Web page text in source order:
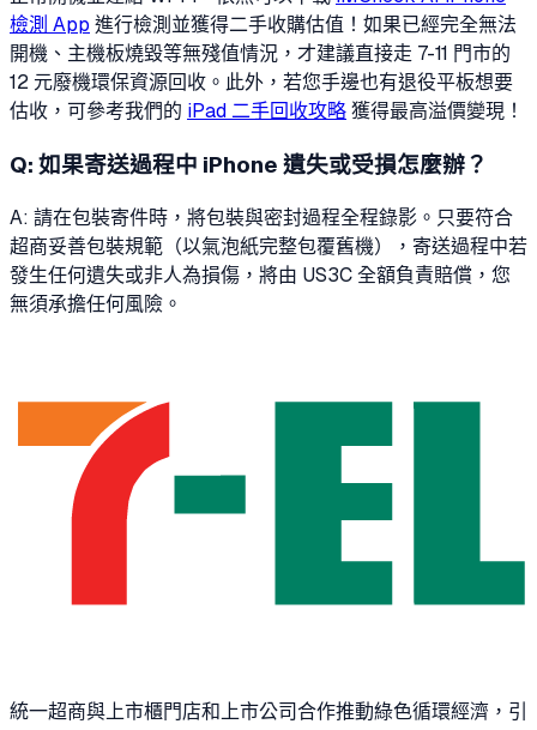
檢測 App 進行檢測並獲得二手收購估值！如果已經完全無法
開機、主機板燒毀等無殘值情況，才建議直接走 7-11 門市的
12 元廢機環保資源回收。此外，若您手邊也有退役平板想要
估收，可參考我們的 iPad 二手回收攻略獲得最高溢價變現！
Q: 如果寄送過程中 iPhone 遺失或受損怎麼辦？
A: 請在包裝寄件時，將包裝與密封過程全程錄影。只要符合
超商妥善包裝規範（以氣泡紙完整包覆舊機），寄送過程中若
發生任何遺失或非人為損傷，將由 US3C 全額負責賠償，您
無須承擔任何風險。
統一超商與上市櫃門店和上市公司合作推動綠色循環經濟，引